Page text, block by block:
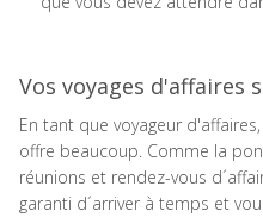
Vos voyages d'affaires
En tant que voyageur
offre beaucoup. Comme la
réunions et rendez-vous
garanti d´arriver à temps et